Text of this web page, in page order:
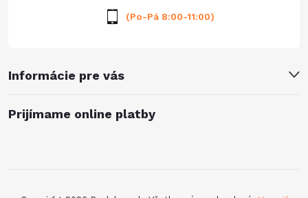
Informácie pre vás
(Po-Pá 8:00-11:00)
Prijímame online platby